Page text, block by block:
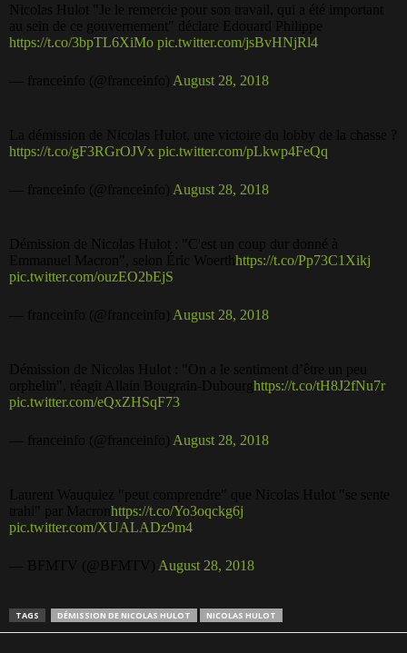
Nicolas Hulot "Je le remercie pour son travail, qui a été important
au sein de ce gouvernement" déclare Edouard Philippe
https://t.co/3bpTL6XiMo pic.twitter.com/jsBvHNjRl4
— franceinfo (@franceinfo) August 28, 2018
La démission de Nicolas Hulot, une victoire du lobby de la chasse ?
https://t.co/gF3RGrOJVx pic.twitter.com/pLkwp4FeQq
— franceinfo (@franceinfo) August 28, 2018
Démission de Nicolas Hulot : "C'est un coup dur donné à
Emmanuel Macron", selon Éric Woerth https://t.co/Pp73C1Xikj
pic.twitter.com/ouzEO2bEjS
— franceinfo (@franceinfo) August 28, 2018
Démission de Nicolas Hulot : "On a le sentiment d’être un peu
orphelin", réagit Allain Bougrain-Dubourghttps://t.co/tH8J2fNu7r
pic.twitter.com/eQxZHSqF73
— franceinfo (@franceinfo) August 28, 2018
Laurent Wauquiez "peut comprendre" que Nicolas Hulot "se sente
trahi" par Macron https://t.co/Yo3oqckg6j
pic.twitter.com/XUALADz9m4
— BFMTV (@BFMTV) August 28, 2018
TAGS DÉMISSION DE NICOLAS HULOT NICOLAS HULOT